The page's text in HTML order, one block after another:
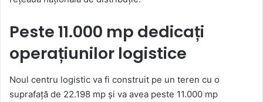
Peste 11.000 mp dedicați
operațiunilor logistice
Noul centru logistic va fi construit pe un teren cu o
suprafață de 22.198 mp și va avea peste 11.000 mp